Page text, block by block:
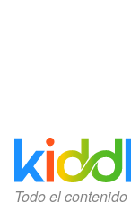
Todo el